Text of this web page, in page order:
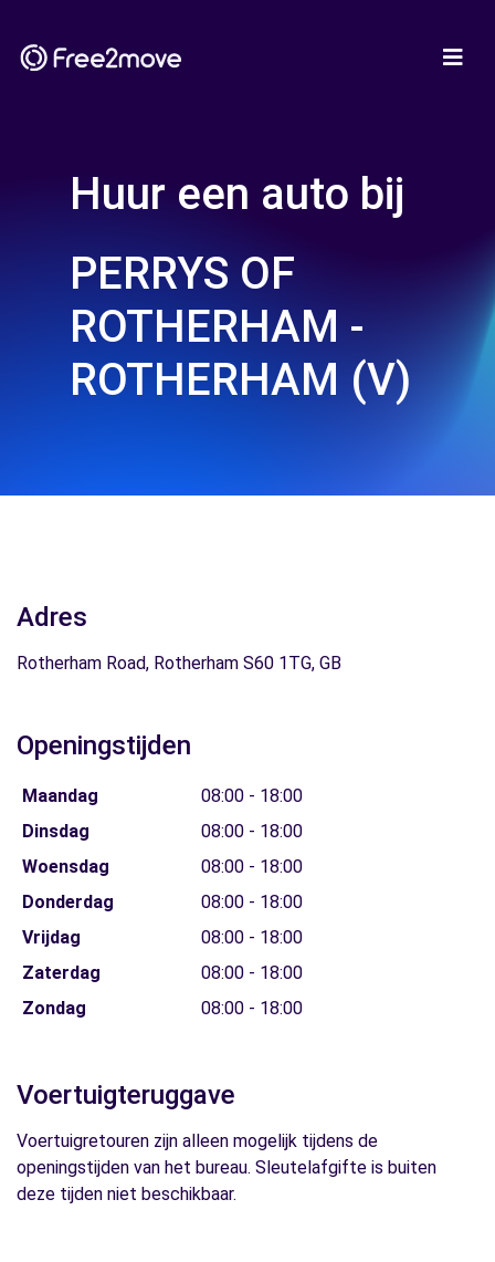
Huur een auto bij
PERRYS OF
ROTHERHAM -
ROTHERHAM (V)
Adres
Rotherham Road, Rotherham S60 1TG, GB
Openingstijden
Maandag
08:00 - 18:00
Dinsdag
08:00 - 18:00
Woensdag
08:00 - 18:00
Donderdag
08:00 - 18:00
Vrijdag
08:00 - 18:00
Zaterdag
08:00 - 18:00
Zondag
08:00 - 18:00
Voertuigteruggave
Voertuigretouren zijn alleen mogelijk tijdens de
openingstijden van het bureau. Sleutelafgifte is buiten
deze tijden niet beschikbaar.